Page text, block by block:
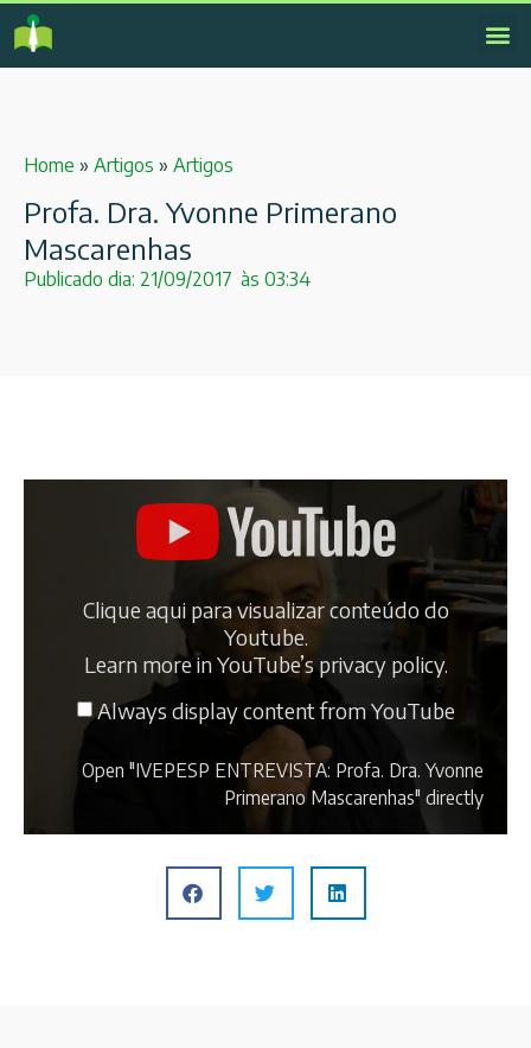
Home » Artigos » Artigos
Profa. Dra. Yvonne Primerano
Mascarenhas
Publicado dia: 21/09/2017 às 03:34
Clique aqui para visualizar conteúdo do
Youtube.
Learn more inYouTube’s privacy policy.
Always display content from YouTube
Open "IVEPESP ENTREVISTA: Profa. Dra. Yvonne
Primerano Mascarenhas" directly